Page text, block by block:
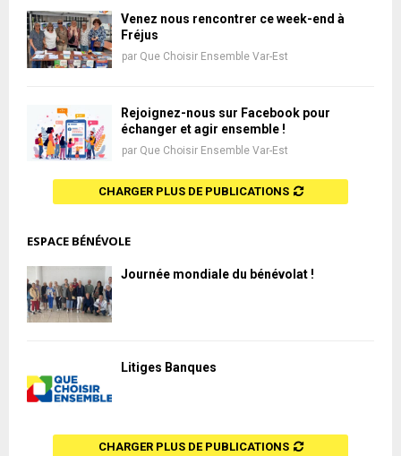
Venez nous rencontrer ce week-end à
Fréjus
par Que Choisir Ensemble Var-Est
Rejoignez-nous sur Facebook pour
échanger et agir ensemble !
par Que Choisir Ensemble Var-Est
CHARGER PLUS DE PUBLICATIONS
ESPACE BÉNÉVOLE
Journée mondiale du bénévolat !
Litiges Banques
CHARGER PLUS DE PUBLICATIONS